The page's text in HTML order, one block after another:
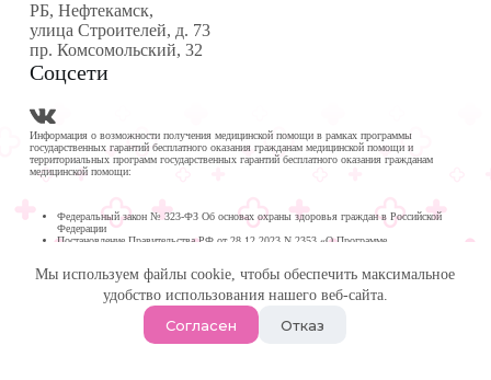
Мы используем файлы cookie, чтобы обеспечить максимальное
удобство использования нашего веб-сайта.
Согласен Отказ
РБ, Нефтекамск,
улица Строителей, д. 73
пр. Комсомольский, 32
Соцсети
Информация о возможности получения медицинской помощи в рамках программы
государственных гарантий бесплатного оказания гражданам медицинской помощи и
территориальных программ государственных гарантий бесплатного оказания гражданам
медицинской помощи:
Федеральный закон № 323-ФЗ Об основах охраны здоровья граждан в Российской
Федерации
Постановление Правительства РФ от 28.12.2023 N 2353 «О Программе
Программа государственных гарантий бесплатного оказания гражданам медицинской
Республике Башкортостан на 2024 год и на плановый период 2025 и 2026 годов
Медика Плюс
| Многопрофильная клиника в